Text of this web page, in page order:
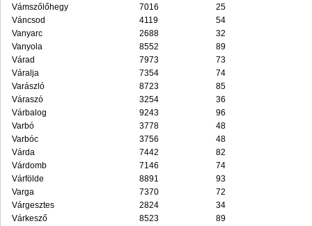
Vámszőlőhegy
7016
25
Váncsod
4119
54
Vanyarc
2688
32
Vanyola
8552
89
Várad
7973
73
Váralja
7354
74
Varászló
8723
85
Váraszó
3254
36
Várbalog
9243
96
Varbó
3778
48
Varbóc
3756
48
Várda
7442
82
Várdomb
7146
74
Várfölde
8891
93
Varga
7370
72
Várgesztes
2824
34
Várkesző
8523
89